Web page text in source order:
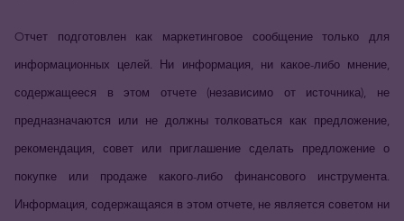
Oтчет подготовлен как маркетинговое сообщение только для
информационных целей. Ни информация, ни какое-либо мнение,
содержащееся в этом отчете (независимо от источника), не
предназначаются или не должны толковаться как предложение,
рекомендация, совет или приглашение сделать предложение о
покупке или продаже какого-либо финансового инструмента.
Информация, содержащаяся в этом отчете, не является советом ни